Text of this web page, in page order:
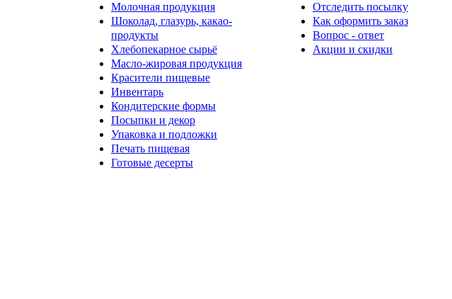
Молочная продукция
Шоколад, глазурь, какао-
продукты
Хлебопекарное сырьё
Масло-жировая продукция
Красители пищевые
Инвентарь
Кондитерские формы
Посыпки и декор
Упаковка и подложки
Печать пищевая
Готовые десерты
Отследить посылку
Как оформить заказ
Вопрос - ответ
Акции и скидки